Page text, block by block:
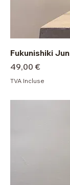
Fukunishiki
Prix
49,00 €
TVA Incluse